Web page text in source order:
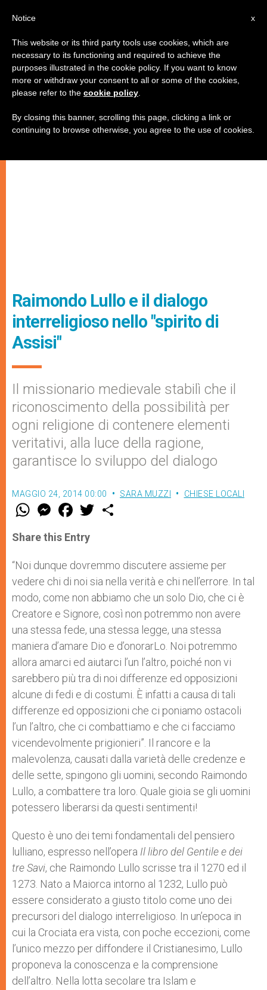
Raimondo Lullo e il dialogo
interreligioso nello "spirito di
Assisi"
Il missionario medievale stabilì che il
riconoscimento della possibilità per
ogni religione di contenere elementi
veritativi, alla luce della ragione,
garantisce lo sviluppo del dialogo
MAGGIO 24, 2014 00:00 SARA MUZZI CHIESE LOCALI
W
t
s
p
p
M
e
s
e
g
e
r
F
a
e
b
o
k
w
r
Share this Entry
“Noi dunque dovremmo discutere assieme per
vedere chi di noi sia nella verità e chi nell’errore. In tal
modo, come non abbiamo che un solo Dio, che ci è
Creatore e Signore, così non potremmo non avere
una stessa fede, una stessa legge, una stessa
maniera d’amare Dio e d’onorarLo. Noi potremmo
allora amarci ed aiutarci l’un l’altro, poiché non vi
sarebbero più tra di noi differenze ed opposizioni
alcune di fedi e di costumi. È infatti a causa di tali
differenze ed opposizioni che ci poniamo ostacoli
l’un l’altro, che ci combattiamo e che ci facciamo
vicendevolmente prigionieri”. Il rancore e la
malevolenza, causati dalla varietà delle credenze e
delle sette, spingono gli uomini, secondo Raimondo
Lullo, a combattere tra loro. Quale gioia se gli uomini
potessero liberarsi da questi sentimenti!
Questo è uno dei temi fondamentali del pensiero
lulliano, espresso nell’opera Il libro del Gentile e dei
tre Savi, che Raimondo Lullo scrisse tra il 1270 ed il
1273. Nato a Maiorca intorno al 1232, Lullo può
essere considerato a giusto titolo come uno dei
precursori del dialogo interreligioso. In un’epoca in
cui la Crociata era vista, con poche eccezioni, come
l’unico mezzo per diffondere il Cristianesimo, Lullo
proponeva la conoscenza e la comprensione
dell’altro. Nella lotta secolare tra Islam e
x
Notice
This website or its third party tools use cookies, which are
necessary to its functioning and required to achieve the
purposes illustrated in the cookie policy. If you want to know
more or withdraw your consent to all or some of the cookies,
please refer to the cookie policy
By closing this banner, scrolling this page, clicking a link or
continuing to browse otherwise, you agree to the use of cookies.